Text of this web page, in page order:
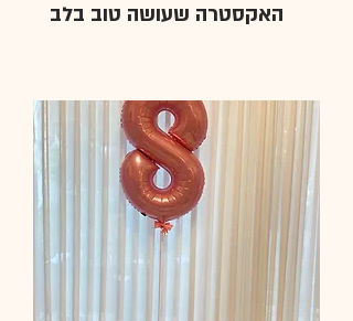
האקסטרה שעושה טוב בלב